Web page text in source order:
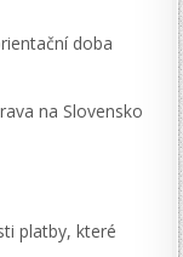
doba
na Slovensko
platby, které